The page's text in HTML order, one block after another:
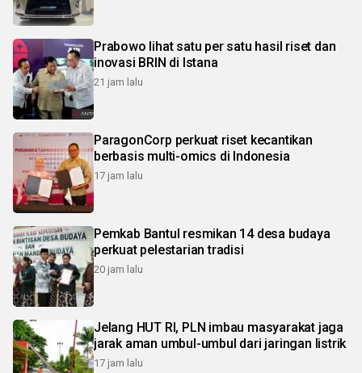
Prabowo lihat satu per satu hasil riset dan
inovasi BRIN di Istana
21 jam lalu
ParagonCorp perkuat riset kecantikan
berbasis multi-omics di Indonesia
17 jam lalu
Pemkab Bantul resmikan 14 desa budaya
perkuat pelestarian tradisi
20 jam lalu
Jelang HUT RI, PLN imbau masyarakat jaga
jarak aman umbul-umbul dari jaringan listrik
17 jam lalu